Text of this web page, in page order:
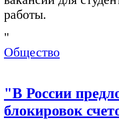
работы.
"
Общество
"В России
блокировок